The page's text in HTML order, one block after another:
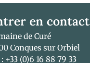
en contact
de Curé
Conques sur Orbiel
+33 (0)6 16 88 79 33